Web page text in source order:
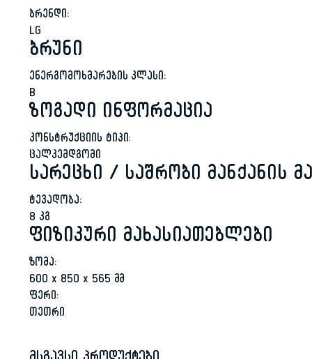
ბრენდი:
LG
ბრუნი
ენერგომოხმარების კლასი:
B
ზოგადი ინფორმაცია
კონსტრუქციის ტიპი:
ცალკემდგომი
სარეცხი / საშრობი მანქანის
ტევადობა:
8 კგ
ფიზიკური მახასიათებლები
ზომა:
600 x 850 x 565 მმ
ფერი:
თეთრი